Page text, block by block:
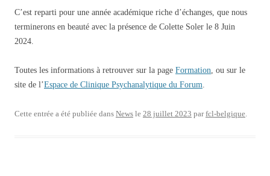
C’est reparti pour une année académique riche d’échanges, que nous
terminerons en beauté avec la présence de Colette Soler le 8 Juin
2024.
Toutes les informations à retrouver sur la page Formation, ou sur le
site de l’Espace de Clinique Psychanalytique du Forum.
Cette entrée a été publiée dans News le 28 juillet 2023 parfcl-belgique.